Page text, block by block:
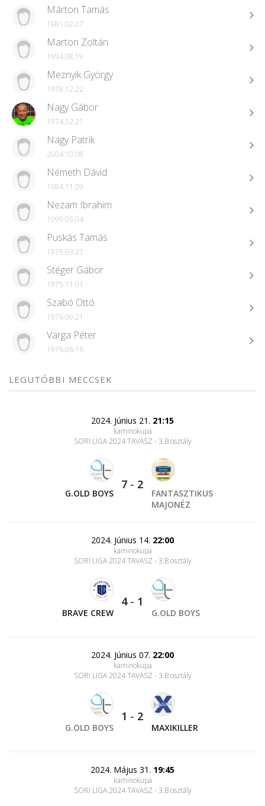
Márton Tamás
1981.02.07
Marton Zoltán
1994.08.19
Meznyik György
1978.12.22
Nagy Gábor
1974.12.21
Nagy Patrik
2004.10.08
Németh Dávid
1984.11.09
Nezam Ibrahim
1999.06.04
Puskás Tamás
1975.03.21
Stéger Gábor
1975.11.01
Szabó Ottó
1976.09.21
Varga Péter
1976.06.16
LEGUTÓBBI MECCSEK
2024. Június 21. 21:15
kaminokupa
SORI LIGA 2024 TAVASZ - 3.B osztály
G.OLD BOYS
7 - 2
FANTASZTIKUS
MAJONÉZ
2024. Június 14. 22:00
kaminokupa
SORI LIGA 2024 TAVASZ - 3.B osztály
BRAVE CREW
4- 1
G.OLD BOYS
2024. Június 07. 22:00
kaminokupa
SORI LIGA 2024 TAVASZ - 3.B osztály
G.OLD BOYS
1 - 2
MAXIKILLER
2024. Május 31. 19:45
kaminokupa
SORI LIGA 2024 TAVASZ - 3.B osztály